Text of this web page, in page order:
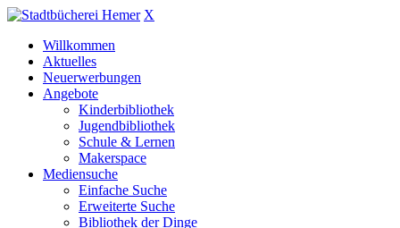
X
Willkommen
Aktuelles
Neuerwerbungen
Angebote
Kinderbibliothek
Jugendbibliothek
Schule & Lernen
Makerspace
Mediensuche
Einfache Suche
Erweiterte Suche
Bibliothek der Dinge